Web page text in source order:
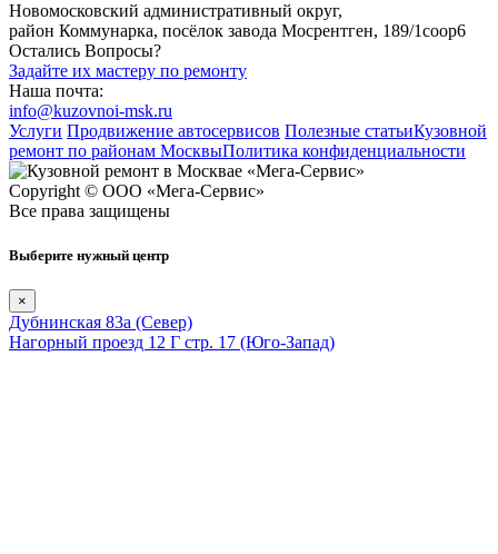
Новомосковский административный округ,
район Коммунарка, посёлок завода Мосрентген, 189/1соор6
Остались Вопросы?
Задайте их мастеру по ремонту
Наша почта:
info@kuzovnoi-msk.ru
Услуги Продвижение автосервисов Полезные статьиКузовной
ремонт по районам МосквыПолитика конфиденциальности
Copyright © ООО «Мега-Сервис»
Все права защищены
Выберите нужный центр
×
Дубнинская 83а (Север)
Нагорный проезд 12 Г стр. 17 (Юго-Запад)